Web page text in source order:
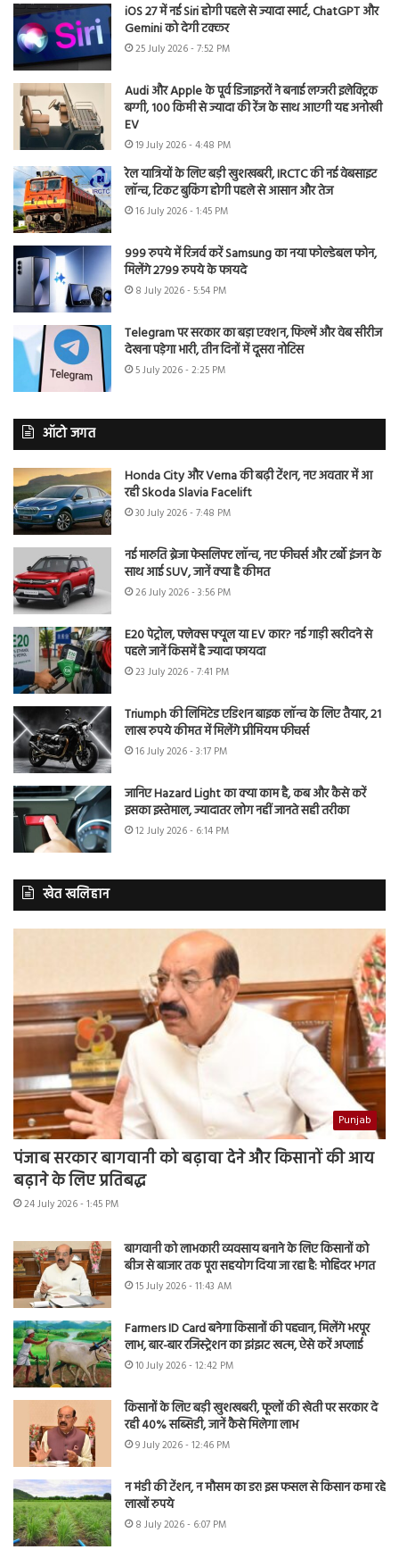
iOS 27 में नई Siri होगी पहले से ज्यादा स्मार्ट, ChatGPT और
Gemini को देगी टक्कर
25 July 2026 - 7:52 PM
Audi और Apple के पूर्व डिजाइनरों ने बनाई लग्जरी इलेक्ट्रिक
बग्गी, 100 किमी से ज्यादा की रेंज के साथ आएगी यह अनोखी
EV
19 July 2026 - 4:48 PM
रेल यात्रियों के लिए बड़ी खुशखबरी, IRCTC की नई वेबसाइट
लॉन्च, टिकट बुकिंग होगी पहले से आसान और तेज
16 July 2026 - 1:45 PM
999 रुपये में रिजर्व करें Samsung का नया फोल्डेबल फोन,
मिलेंगे 2799 रुपये के फायदे
8 July 2026 - 5:54 PM
Telegram पर सरकार का बड़ा एक्शन, फिल्में और वेब सीरीज
देखना पड़ेगा भारी, तीन दिनों में दूसरा नोटिस
5 July 2026 - 2:25 PM
ऑटो जगत
Honda City और Verna की बढ़ी टेंशन, नए अवतार में आ
रही Skoda Slavia Facelift
30 July 2026 - 7:48 PM
नई मारुति ब्रेजा फेसलिफ्ट लॉन्च, नए फीचर्स और टर्बो इंजन के
साथ आई SUV, जानें क्या है कीमत
26 July 2026 - 3:56 PM
E20 पेट्रोल, फ्लेक्स फ्यूल या EV कार? नई गाड़ी खरीदने से
पहले जानें किसमें है ज्यादा फायदा
23 July 2026 - 7:41 PM
Triumph की लिमिटेड एडिशन बाइक लॉन्च के लिए तैयार, 21
लाख रुपये कीमत में मिलेंगे प्रीमियम फीचर्स
16 July 2026 - 3:17 PM
जानिए Hazard Light का क्या काम है, कब और कैसे करें
इसका इस्तेमाल, ज्यादातर लोग नहीं जानते सही तरीका
12 July 2026 - 6:14 PM
खेत खलिहान
Punjab
पंजाब सरकार बागवानी को बढ़ावा देने और किसानों की आय
बढ़ाने के लिए प्रतिबद्ध
24 July 2026 - 1:45 PM
बागवानी को लाभकारी व्यवसाय बनाने के लिए किसानों को
बीज से बाजार तक पूरा सहयोग दिया जा रहा है: मोहिंदर भगत
15 July 2026 - 11:43 AM
Farmers ID Card बनेगा किसानों की पहचान, मिलेंगे भरपूर
लाभ, बार-बार रजिस्ट्रेशन का झंझट खत्म, ऐसे करें अप्लाई
10 July 2026 - 12:42 PM
किसानों के लिए बड़ी खुशखबरी, फूलों की खेती पर सरकार दे
रही 40% सब्सिडी, जानें कैसे मिलेगा लाभ
9 July 2026 - 12:46 PM
न मंडी की टेंशन, न मौसम का डर! इस फसल से किसान कमा रहे
लाखों रुपये
8 July 2026 - 6:07 PM